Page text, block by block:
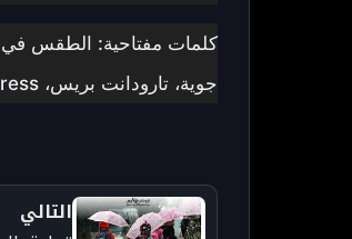
كلمات مفتاحية: الطقس في
جوية، تارودانت بريس، taroudantpress
التالي